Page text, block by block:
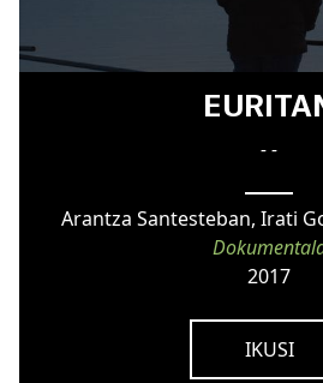
- -
Arantza Santesteban, Irati
2017
IKUSI